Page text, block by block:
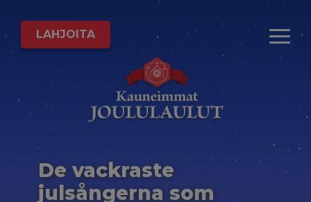
LAHJOITA
De vackraste
julsångerna som